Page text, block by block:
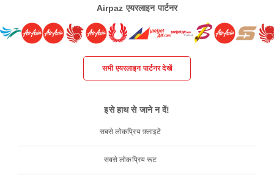
Airpaz एयरलाइन पार्टनर
सभी एयरलाइन पार्टनर देखें
इसे हाथ से जाने न दें!
सबसे लोकप्रिय फ़्लाइटें
सबसे लोकप्रिय रूट